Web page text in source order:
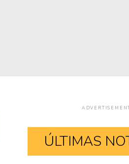
ÚLTIMAS